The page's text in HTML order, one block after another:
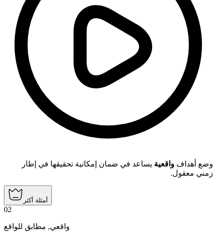
وضع أهداف واقعية يساعد في ضمان إمكانية تحقيقها في إطار
زمني معقول.
أمثلة أكثر
02
واقعي, مطابق للواقع